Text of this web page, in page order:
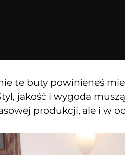
te buty powinieneś
jakość i wygoda
produkcji, ale i w